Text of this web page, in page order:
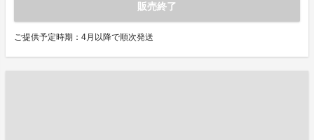
販売終了
ご提供予定時期：4月以降で順次発送